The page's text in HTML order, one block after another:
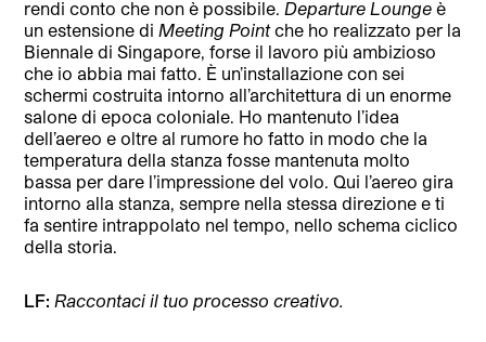
rendi conto che non è possibile. Departure Lounge è
un estensione di Meeting Pointche ho realizzato per la
Biennale di Singapore, forse il lavoro più ambizioso
che io abbia mai fatto. È un’installazione con sei
schermi costruita intorno all’architettura di un enorme
salone di epoca coloniale. Ho mantenuto l’idea
dell’aereo e oltre al rumore ho fatto in modo che la
temperatura della stanza fosse mantenuta molto
bassa per dare l’impressione del volo. Qui l’aereo gira
intorno alla stanza, sempre nella stessa direzione e ti
fa sentire intrappolato nel tempo, nello schema ciclico
della storia.
LF: Raccontaci il tuo processo creativo.